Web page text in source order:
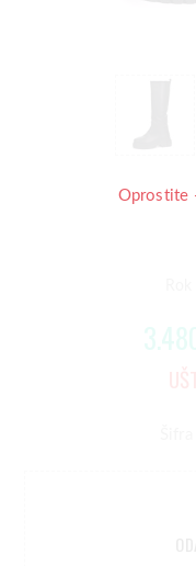
Oprostite